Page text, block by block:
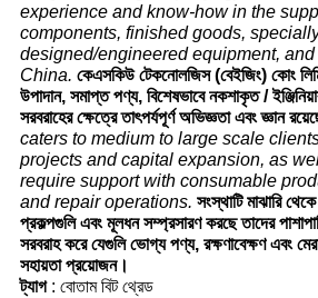
experience and know-how in the
components, finished goods,
designed/engineered equipment,
China. কেএসকিউ টেকনোলজিস (বেইজিং) কোং
উপাদান, সমাপ্ত পণ্য, বিশেষভাবে নকশাকৃত /
সরবরাহের ক্ষেত্রে তাৎপর্যপূর্ণ অভিজ্ঞতা এবং জ্ঞান
caters to medium to large scale
projects and capital expansion, as
require support with consumable
and repair operations. সংস্থাটি মাঝারি
প্রকল্পগুলি এবং মূলধন সম্প্রসারণ করছে তাদের
সরবরাহ করে যেগুলি ভোগ্য পণ্য, রক্ষণাবেক্ষণ এবং
সহায়তা প্রয়োজন।
ট্যাগ : বোতাম বিট থ্রেড